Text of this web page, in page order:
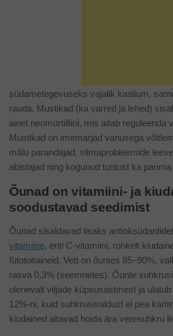
südametegevuseks vajalik kaalium,
rauda. Mustikad (ka varred ja lehed)
ainet neomürtilliini, mis aitab reguleerida
Mustikad on imemarjad vanusega
mälu parandajad, silmaprobleemide
abistajad ning kogunud tuntust ka
Õunad on vitamiini- ja
soodustavad seedimist
Õunad sisaldavad lisaks
vitamiine, eriti C-vitamiini, rohkelt
fütotoitaineid. Vett on õuntes 85–90%,
rasva 0,3% (seemnetes). Õunte
olenevalt viljade küpsusastmest ja
12%-ni, kuid suhkrusisaldust ei pea
kiudained aitavad hoida ära veresuhkru